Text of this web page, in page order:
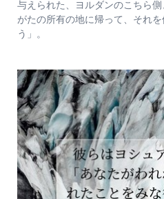
与えられた、ヨルダンのこちら
がたの所有の地に帰って、それ
う」。